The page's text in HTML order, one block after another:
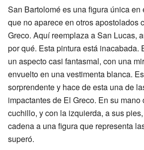
San Bartolomé es una figura única en
que no aparece en otros apostolados
Greco. Aquí reemplaza a San Lucas,
por qué. Esta pintura está inacabada.
un aspecto casi fantasmal, con una
envuelto en una vestimenta blanca.
sorprendente y hace de esta una de
impactantes de El Greco. En su
cuchillo, y con la izquierda, a sus
cadena a una figura que representa
superó.